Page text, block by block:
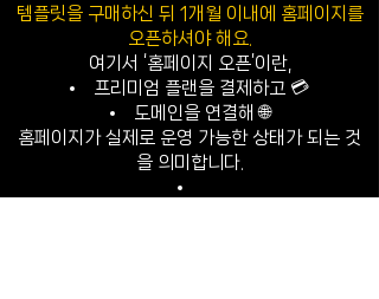
템플릿을 구매하신 뒤 1개월 이내에 홈페이지를
오픈하셔야 해요.
여기서 ‘홈페이지 오픈’이란,
프리미엄 플랜을 결제하고 💳
도메인을 연결해 🌐
홈페이지가 실제로 운영 가능한 상태가 되는 것
을 의미합니다.